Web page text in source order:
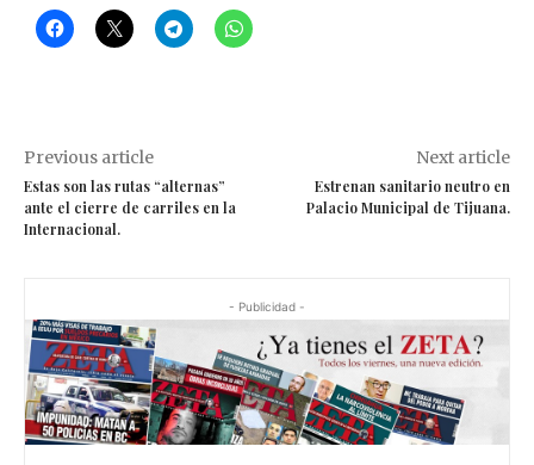
Previous article
Estas son las rutas “alternas”
ante el cierre de carriles en la
Internacional.
Next article
Estrenan sanitario neutro en
Palacio Municipal de Tijuana.
- Publicidad -